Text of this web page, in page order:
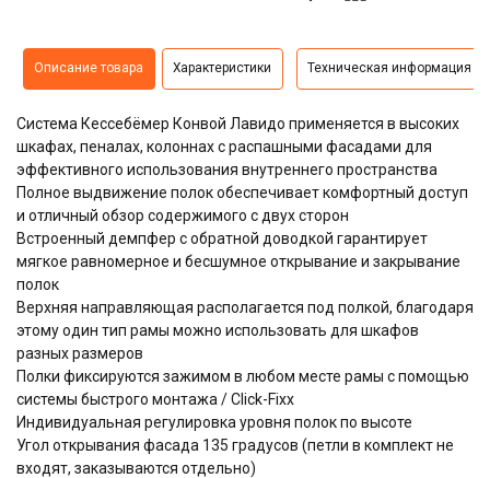
Описание товара Характеристики Техническая информация
Система Кессебёмер Конвой Лавидо применяется в высоких
шкафах, пеналах, колоннах с распашными фасадами для
эффективного использования внутреннего пространства
Полное выдвижение полок обеспечивает комфортный доступ
и отличный обзор содержимого с двух сторон
Встроенный демпфер с обратной доводкой гарантирует
мягкое равномерное и бесшумное открывание и закрывание
полок
Верхняя направляющая располагается под полкой, благодаря
этому один тип рамы можно использовать для шкафов
разных размеров
Полки фиксируются зажимом в любом месте рамы с помощью
системы быстрого монтажа / Click-Fixx
Индивидуальная регулировка уровня полок по высоте
Угол открывания фасада 135 градусов (петли в комплект не
входят, заказываются отдельно)